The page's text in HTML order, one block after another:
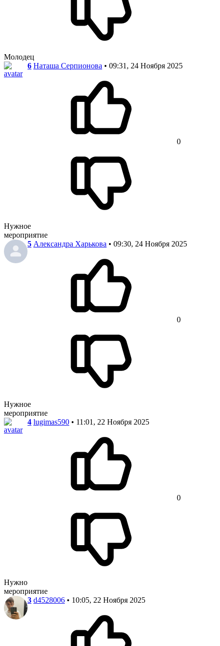
Молодец
6 Наташа Серпионова • 09:31, 24 Ноября 2025
0
Нужное
мероприятие
5 Александра Харькова • 09:30, 24 Ноября 2025
0
Нужное
мероприятие
4 lugimas590 • 11:01, 22 Ноября 2025
0
Нужно
мероприятие
3 d4528006 • 10:05, 22 Ноября 2025